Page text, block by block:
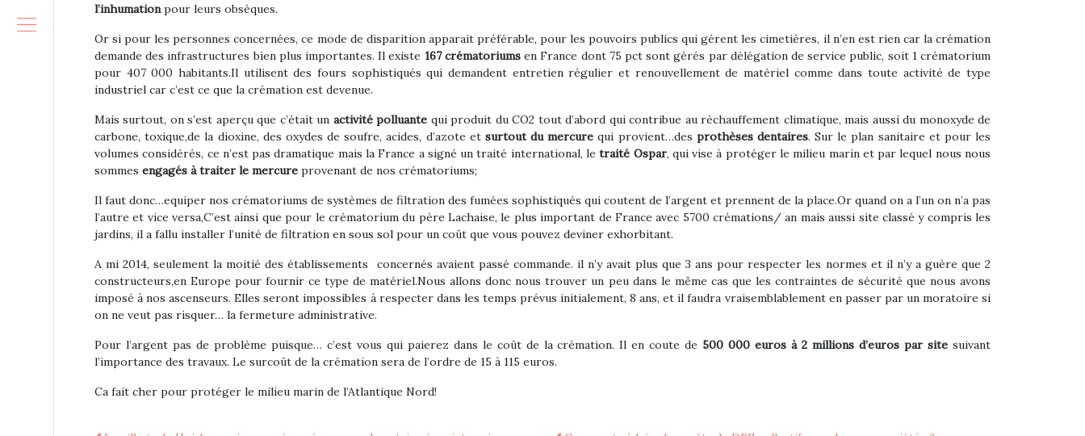
l’inhumationpour leurs obsèques.
Or si pour les personnes concernées, ce mode de disparition apparait préférable, pour les pouvoirs publics qui gérent les cimetières, il n’en est rien car la crémation
demande des infrastructures bien plus importantes. Il existe 167 crématoriumsen France dont 75 pct sont gérés par délégation de service public, soit 1 crématorium
pour 407 000 habitants.Il utilisent des fours sophistiqués qui demandent entretien régulier et renouvellement de matériel comme dans toute activité de type
industriel car c’est ce que la crémation est devenue.
Mais surtout, on s’est aperçu que c’était un activité polluante qui produit du CO2 tout d’abord qui contribue au réchauffement climatique, mais aussi du monoxyde de
carbone, toxique,de la dioxine, des oxydes de soufre, acides, d’azote et surtout du mercure qui provient…des prothèses dentaires. Sur le plan sanitaire et pour les
volumes considérés, ce n’est pas dramatique mais la France a signé un traité international, le traité Ospar, qui vise à protéger le milieu marin et par lequel nous nous
sommes engagés à traiter le mercure provenant de nos crématoriums;
Il faut donc…equiper nos crématoriums de systèmes de filtration des fumées sophistiqués qui coutent de l’argent et prennent de la place.Or quand on a l’un on n’a pas
l’autre et vice versa,C’est ainsi que pour le crématorium du père Lachaise, le plus important de France avec 5700 crémations/ an mais aussi site classé y compris les
jardins, il a fallu installer l’unité de filtration en sous sol pour un coût que vous pouvez deviner exhorbitant.
A mi 2014, seulement la moitié des établissements concernés avaient passé commande. il n’y avait plus que 3 ans pour respecter les normes et il n’y a guère que 2
constructeurs,en Europe pour fournir ce type de matériel.Nous allons donc nous trouver un peu dans le même cas que les contraintes de sécurité que nous avons
imposé à nos ascenseurs. Elles seront impossibles à respecter dans les temps prévus initialement, 8 ans, et il faudra vraisemblablement en passer par un moratoire si
on ne veut pas risquer… la fermeture administrative.
Pour l’argent pas de problème puisque… c’est vous qui paierez dans le coût de la crémation. Il en coute de 500 000 euros à 2 millions d’euros par site suivant
l’importance des travaux. Le surcoût de la crémation sera de l’ordre de 15 à 115 euros.
Ca fait cher pour protéger le milieu marin de l’Atlantique Nord!